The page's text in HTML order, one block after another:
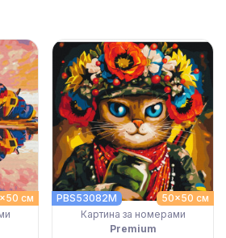
см 50x50 см
PBS53082M
Картина за номерами
Premium